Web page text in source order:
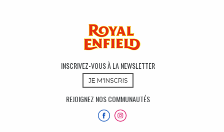
INSCRIVEZ-VOUS À LA NEWSLETTER
JE M'INSCRIS
REJOIGNEZ NOS COMMUNAUTÉS